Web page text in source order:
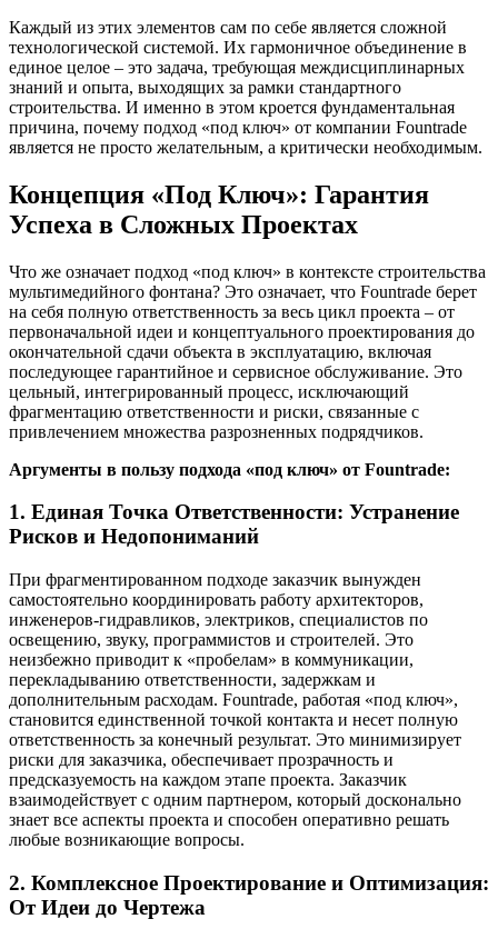
Каждый из этих элементов сам по себе является сложной
технологической системой. Их гармоничное объединение в
единое целое – это задача, требующая междисциплинарных
знаний и опыта, выходящих за рамки стандартного
строительства. И именно в этом кроется фундаментальная
причина, почему подход «под ключ» от компании Fountrade
является не просто желательным, а критически необходимым.
Концепция «Под Ключ»: Гарантия
Успеха в Сложных Проектах
Что же означает подход «под ключ» в контексте строительства
мультимедийного фонтана? Это означает, что Fountrade берет
на себя полную ответственность за весь цикл проекта – от
первоначальной идеи и концептуального проектирования до
окончательной сдачи объекта в эксплуатацию, включая
последующее гарантийное и сервисное обслуживание. Это
цельный, интегрированный процесс, исключающий
фрагментацию ответственности и риски, связанные с
привлечением множества разрозненных подрядчиков.
Аргументы в пользу подхода «под ключ» от Fountrade:
1. Единая Точка Ответственности: Устранение
Рисков и Недопониманий
При фрагментированном подходе заказчик вынужден
самостоятельно координировать работу архитекторов,
инженеров-гидравликов, электриков, специалистов по
освещению, звуку, программистов и строителей. Это
неизбежно приводит к «пробелам» в коммуникации,
перекладыванию ответственности, задержкам и
дополнительным расходам. Fountrade, работая «под ключ»,
становится единственной точкой контакта и несет полную
ответственность за конечный результат. Это минимизирует
риски для заказчика, обеспечивает прозрачность и
предсказуемость на каждом этапе проекта. Заказчик
взаимодействует с одним партнером, который досконально
знает все аспекты проекта и способен оперативно решать
любые возникающие вопросы.
2. Комплексное Проектирование и Оптимизация:
От Идеи до Чертежа